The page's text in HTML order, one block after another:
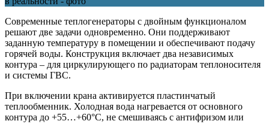
Современные теплогенераторы с двойным функционалом
решают две задачи одновременно. Они поддерживают
заданную температуру в помещении и обеспечивают подачу
горячей воды. Конструкция включает два независимых
контура – для циркулирующего по радиаторам теплоносителя
и системы ГВС.
При включении крана активируется пластинчатый
теплообменник. Холодная вода нагревается от основного
контура до +55…+60°C, не смешиваясь с антифризом или